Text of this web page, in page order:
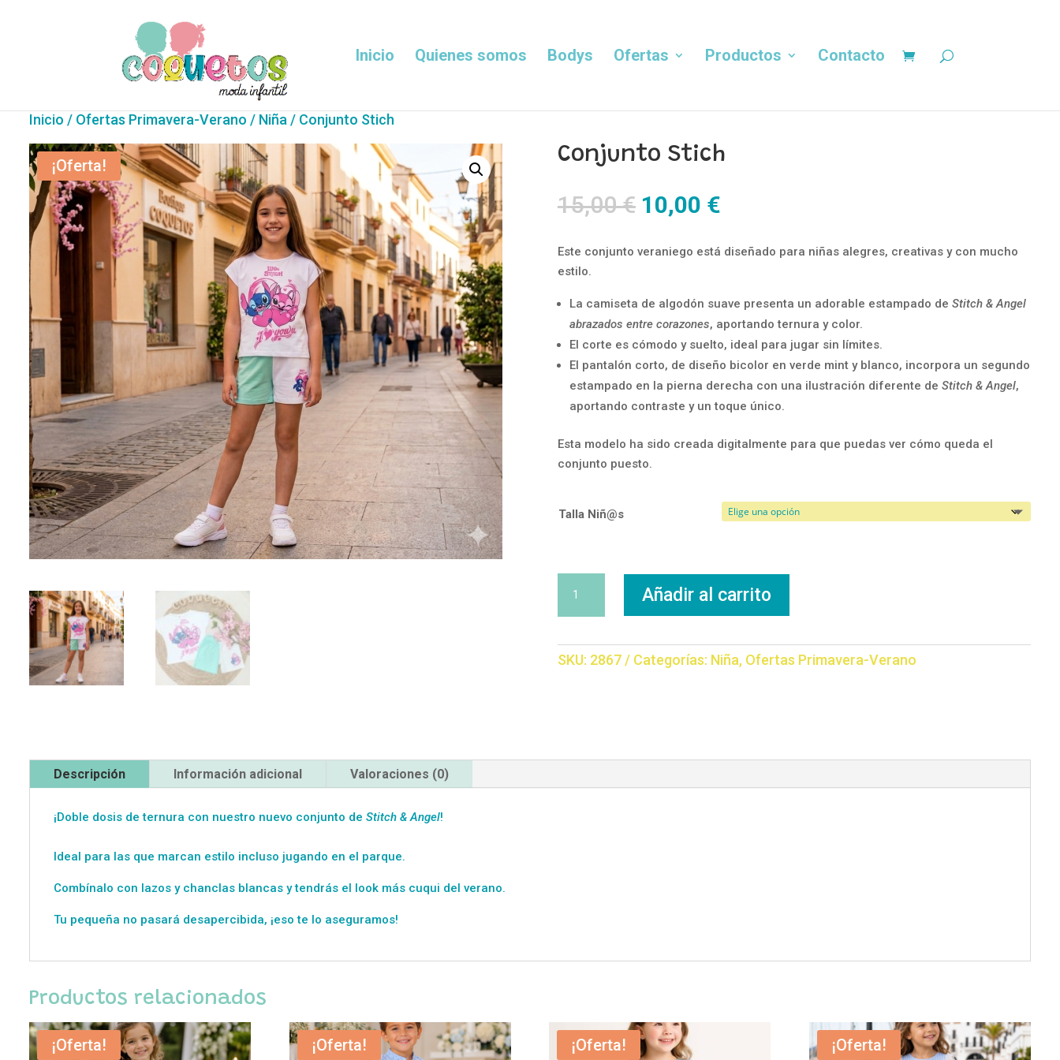
Inicio Quienes somos Bodys Ofertas Productos Contacto
Inicio / Ofertas Primavera-Verano / Niña / Conjunto Stich
¡Oferta! Conjunto Stich
15,00€ El
precio
original
era:
10,00 €El
actual
es:
Este conjunto veraniego está diseñado para niñas alegres, creativas y con mucho
estilo.
La camiseta de algodón suave presenta un adorable estampado de Stitch & Angel
abrazados entre corazones, aportando ternura y color.
El corte es cómodo y suelto, ideal para jugar sin límites.
El pantalón corto, de diseño bicolor en verde mint y blanco, incorpora un segundo
estampado en la pierna derecha con una ilustración diferente de Stitch & Angel,
aportando contraste y un toque único.
Esta modelo ha sido creada digitalmente para que puedas ver cómo queda el
conjunto puesto.
Talla Niñ@s
Stich
cantidad
Añadir al carrito
SKU: 2867 Categorías: Niña, Ofertas Primavera-Verano
Descripción Información adicional Valoraciones (0)
¡Doble dosis de ternura con nuestro nuevo conjunto de Stitch & Angel!
Ideal para las que marcan estilo incluso jugando en el parque.
Combínalo con lazos y chanclas blancas y tendrás el look más cuqui del verano.
Tu pequeña no pasará desapercibida, ¡eso te lo aseguramos!
Productos relacionados
¡Oferta! ¡Oferta! ¡Oferta! ¡Oferta!